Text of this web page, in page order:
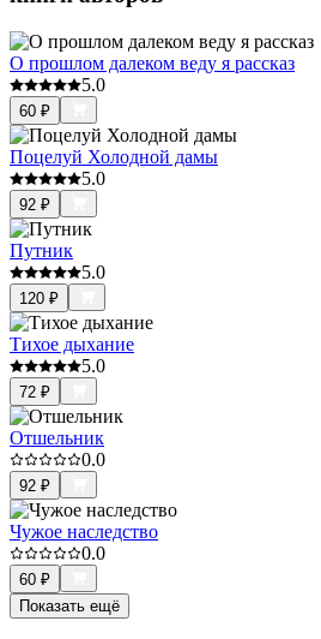
О прошлом далеком веду я рассказ
5.0
60 ₽
Поцелуй Холодной дамы
5.0
92 ₽
Путник
5.0
120 ₽
Тихое дыхание
5.0
72 ₽
Отшельник
0.0
92 ₽
Чужое наследство
0.0
60 ₽
Показать ещё